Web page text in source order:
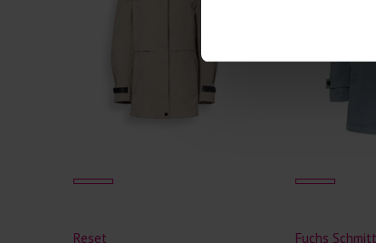
Reset Fuchs Schmitt